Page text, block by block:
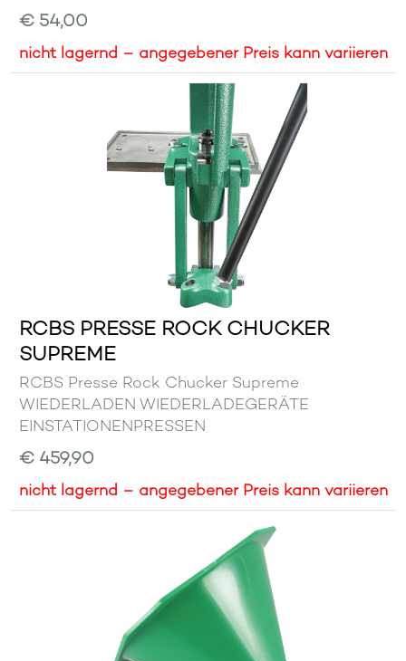
€ 54,00
nicht lagernd – angegebener Preis kann variieren
RCBS PRESSE ROCK CHUCKER
SUPREME
RCBS Presse Rock Chucker Supreme
WIEDERLADEN WIEDERLADEGERÄTE
EINSTATIONENPRESSEN
€ 459,90
nicht lagernd – angegebener Preis kann variieren